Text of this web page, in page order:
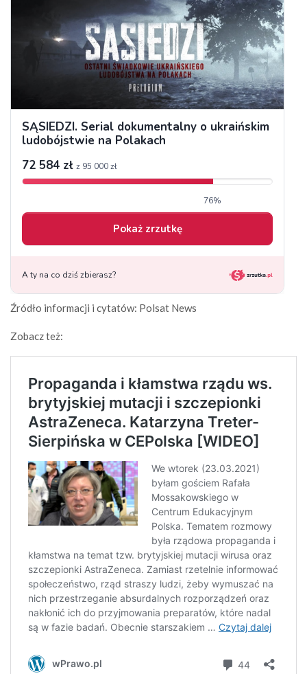
Źródło informacji i cytatów: Polsat News
Zobacz też: